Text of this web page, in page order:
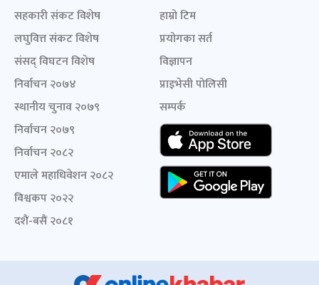
सहकारी संकट विशेष
लघुवित्त संकट विशेष
संसद् विघटन विशेष
निर्वाचन २०७४
स्थानीय चुनाव २०७९
निर्वाचन २०७९
निर्वाचन २०८२
एमाले महाधिवेशन २०८२
विश्वकप २०२२
दशैं-बसैं २०८१
हाम्रो टिम
प्रयोगका सर्त
विज्ञापन
प्राइभेसी पोलिसी
सम्पर्क